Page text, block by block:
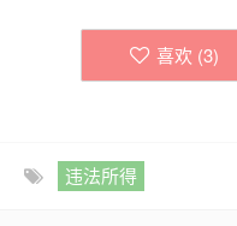
喜欢 (3)
违法所得